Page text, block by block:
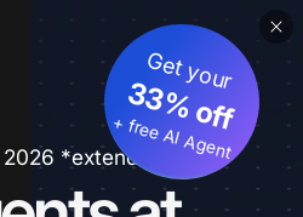
*extended
Get your
33% off
+ free AI Agent